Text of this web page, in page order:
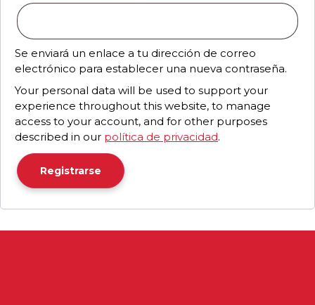
Se enviará un enlace a tu dirección de correo
electrónico para establecer una nueva contraseña.
Your personal data will be used to support your
experience throughout this website, to manage
access to your account, and for other purposes
described in our política de privacidad.
Registrarse